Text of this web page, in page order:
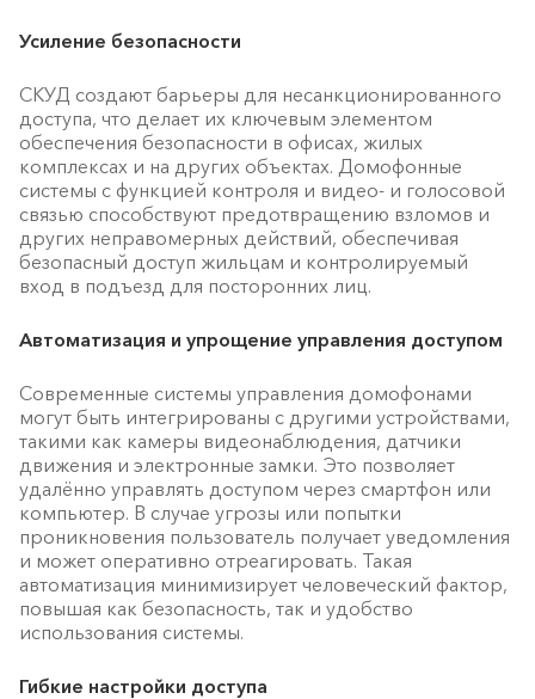
Усиление безопасности
СКУД создают барьеры для несанкционированного
доступа, что делает их ключевым элементом
обеспечения безопасности в офисах, жилых
комплексах и на других объектах. Домофонные
системы с функцией контроля и видео- и голосовой
связью способствуют предотвращению взломов и
других неправомерных действий, обеспечивая
безопасный доступ жильцам и контролируемый
вход в подъезд для посторонних лиц.
Автоматизация и упрощение управления доступом
Современные системы управления домофонами
могут быть интегрированы с другими устройствами,
такими как камеры видеонаблюдения, датчики
движения и электронные замки. Это позволяет
удалённо управлять доступом через смартфон или
компьютер. В случае угрозы или попытки
проникновения пользователь получает уведомления
и может оперативно отреагировать. Такая
автоматизация минимизирует человеческий фактор,
повышая как безопасность, так и удобство
использования системы.
Гибкие настройки доступа